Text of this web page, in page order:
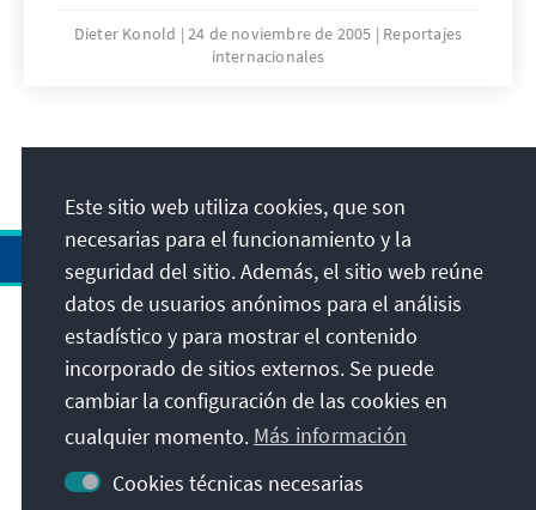
Verwirklichung eines Freihandelsabkommens
mit den USA. Die derzeitige
integrationspolitische Risiken vor einer
abzuwägen.
Dieter Konold 24 de noviembre de 2005
Reportajes
internacionales
Dirección
Contacto
Visita también
Este sitio web utiliza cookies, que son
necesarias para el funcionamiento y la
seguridad del sitio. Además, el sitio web reúne
datos de usuarios anónimos para el análisis
estadístico y para mostrar el contenido
incorporado de sitios externos. Se puede
cambiar la configuración de las cookies en
cualquier momento. Más información
Cookies técnicas necesarias